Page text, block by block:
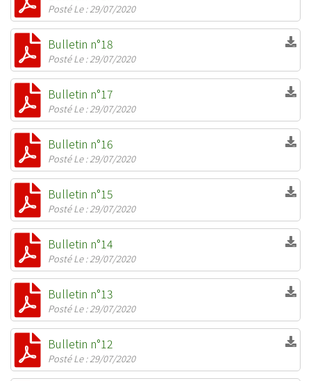
Posté Le : 29/07/2020
Bulletin n°18
Posté Le : 29/07/2020
Bulletin n°17
Posté Le : 29/07/2020
Bulletin n°16
Posté Le : 29/07/2020
Bulletin n°15
Posté Le : 29/07/2020
Bulletin n°14
Posté Le : 29/07/2020
Bulletin n°13
Posté Le : 29/07/2020
Bulletin n°12
Posté Le : 29/07/2020